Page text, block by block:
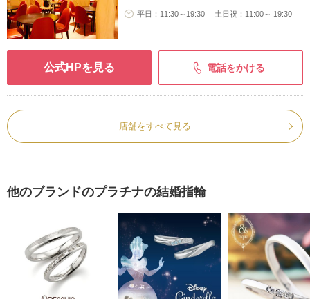
平日：11:30～19:30 土日祝：11:00～ 19:30
公式HPを見る 電話をかける
店舗をすべて見る
他のブランドのプラチナの結婚指輪